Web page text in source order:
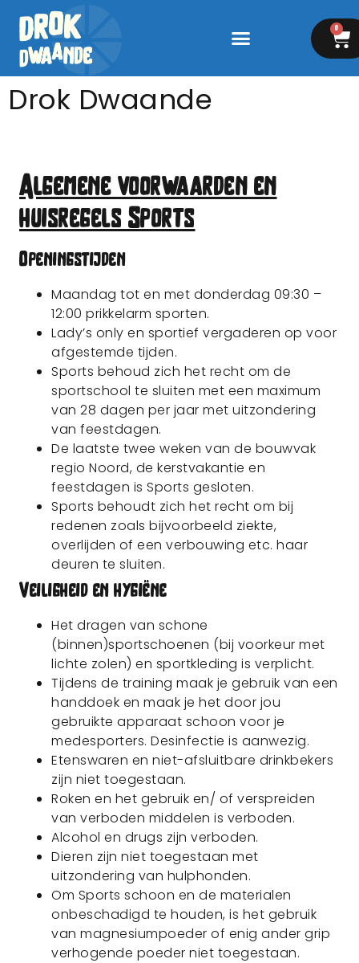
0
Drok Dwaande
Algemene voorwaarden en
huisregels Sports
Openingstijden
Maandag tot en met donderdag 09:30 –
12:00 prikkelarm sporten.
Lady’s only en sportief vergaderen op voor
afgestemde tijden.
Sports behoud zich het recht om de
sportschool te sluiten met een maximum
van 28 dagen per jaar met uitzondering
van feestdagen.
De laatste twee weken van de bouwvak
regio Noord, de kerstvakantie en
feestdagen is Sports gesloten.
Sports behoudt zich het recht om bij
redenen zoals bijvoorbeeld ziekte,
overlijden of een verbouwing etc. haar
deuren te sluiten.
Veiligheid en hygiëne
Het dragen van schone
(binnen)sportschoenen (bij voorkeur met
lichte zolen) en sportkleding is verplicht.
Tijdens de training maak je gebruik van een
handdoek en maak je het door jou
gebruikte apparaat schoon voor je
medesporters. Desinfectie is aanwezig.
Etenswaren en niet-afsluitbare drinkbekers
zijn niet toegestaan.
Roken en het gebruik en/ of verspreiden
van verboden middelen is verboden.
Alcohol en drugs zijn verboden.
Dieren zijn niet toegestaan met
uitzondering van hulphonden.
Om Sports schoon en de materialen
onbeschadigd te houden, is het gebruik
van magnesiumpoeder of enig ander grip
verhogende poeder niet toegestaan.